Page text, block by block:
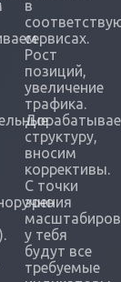
в
сервисах.
Рост
позиций,
увеличение
трафика.
структуру,
вносим
коррективы.
С точки
зрения
у тебя
будут все
требуемые